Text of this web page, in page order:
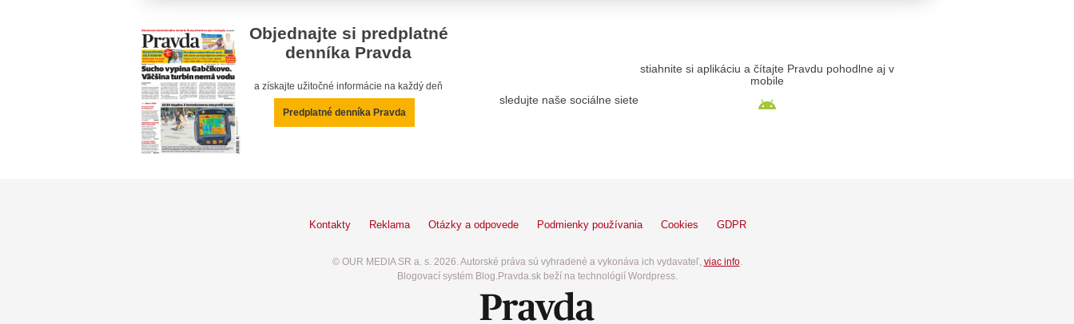
Objednajte si predplatné
denníka Pravda
a získajte užitočné informácie na každý deň
Predplatné denníka Pravda
sledujte naše sociálne siete
stiahnite si aplikáciu a čítajte Pravdu pohodlne aj v
mobile
Kontakty Reklama Otázky a odpovede Podmienky používania Cookies GDPR
© OUR MEDIA SR a. s. 2026. Autorské práva sú vyhradené a vykonáva ich vydavateľ, viac info.
Blogovací systém Blog.Pravda.sk beží na technológií Wordpress.